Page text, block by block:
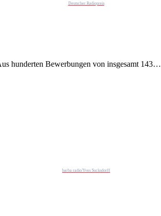
Deutscher Radiopreis
hunderten Bewerbungen von insgesamt 143…
barba radio/Yves Sucksdorff